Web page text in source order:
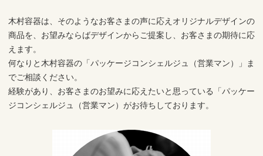
木村容器は、そのようなお客さまの声に応えオリジナルデザインの
商品を、お望みならばデザインからご提案し、お客さまの期待に応
えます。
何なりと木村容器の「パッケージコンシェルジュ（営業マン）」ま
でご相談ください。
経験があり、お客さまのお望みに応えたいと思っている「パッケー
ジコンシェルジュ（営業マン）がお待ちしております。